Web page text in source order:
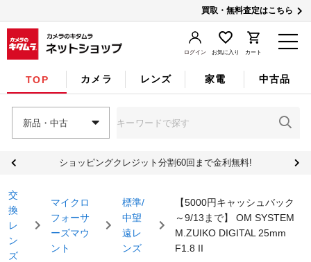
買取・無料査定はこちら
ログイン お気に入り カート
TOP カメラ レンズ 家電 中古品
新品・中古
ショッピングクレジット分割60回まで金利無料!
交
換
レ
ン
ズ
マイクロ
フォーサ
ーズマウ
ント
標準/
中望
遠レ
ンズ
【5000円キャッシュバック
～9/13まで】 OM SYSTEM
M.ZUIKO DIGITAL 25mm
F1.8 II